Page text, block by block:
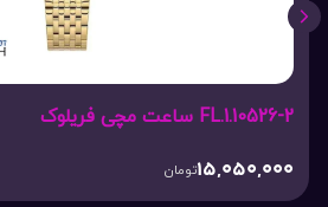
FL.1.10526-2 ساعت مچی فریلوک
15,050,000تومان